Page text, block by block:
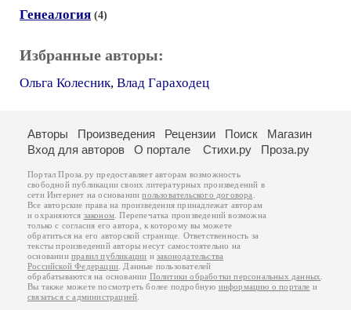
Генеалогия (4)
Избранные авторы:
Ольга Колесник, Влад Гараходец
Авторы Произведения Рецензии Поиск
Магазин
Вход для авторов
О портале Стихи.ру Проза.ру
Портал Проза.ру предоставляет авторам возможность
свободной публикации своих литературных произведений в
сети Интернет на основаниипользовательского договора
Все авторские права на произведения принадлежат авторам
и охраняются законом . Перепечатка произведений возможна
только с согласия его автора, к которому вы можете
обратиться на его авторской странице. Ответственность за
тексты произведений авторы несут самостоятельно на
основанииправил публикации изаконодательства
Российской Федерации . Данные пользователей
обрабатываются на основании Политики обработки персональных данных
Вы также можете посмотреть более подробную информацию о портале и
связаться с администрацией